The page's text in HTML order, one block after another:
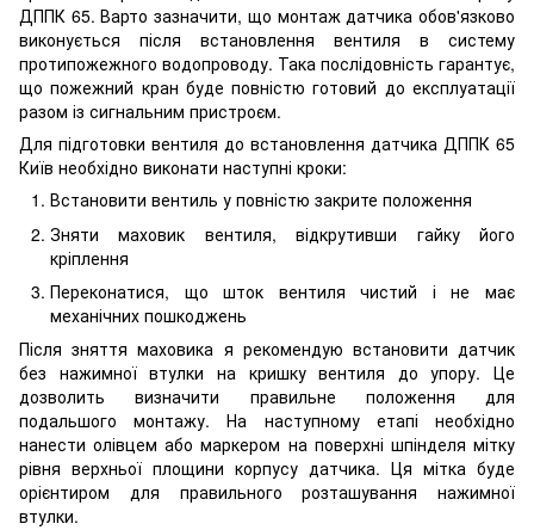
ДППК 65. Варто зазначити, що монтаж датчика обов'язково
виконується після встановлення вентиля в систему
протипожежного водопроводу. Така послідовність гарантує,
що пожежний кран буде повністю готовий до експлуатації
разом із сигнальним пристроєм.
Для підготовки вентиля до встановлення датчика ДППК 65
Київ необхідно виконати наступні кроки:
Встановити вентиль у повністю закрите положення
Зняти маховик вентиля, відкрутивши гайку його
кріплення
Переконатися, що шток вентиля чистий і не має
механічних пошкоджень
Після зняття маховика я рекомендую встановити датчик
без нажимної втулки на кришку вентиля до упору. Це
дозволить визначити правильне положення для
подальшого монтажу. На наступному етапі необхідно
нанести олівцем або маркером на поверхні шпінделя мітку
рівня верхньої площини корпусу датчика. Ця мітка буде
орієнтиром для правильного розташування нажимної
втулки.